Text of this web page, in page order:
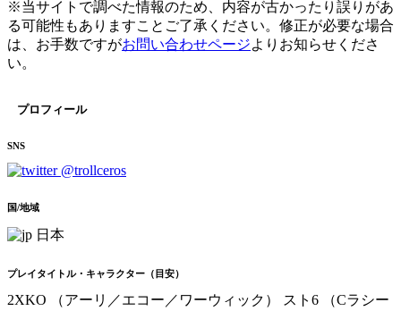
※当サイトで調べた情報のため、内容が古かったり誤りがあ
る可能性もありますことご了承ください。修正が必要な場合
は、お手数ですがお問い合わせページよりお知らせくださ
い。
プロフィール
SNS
@trollceros
国/地域
日本
プレイタイトル・キャラクター（目安）
2XKO （アーリ／エコー／ワーウィック） スト6 （Cラシー